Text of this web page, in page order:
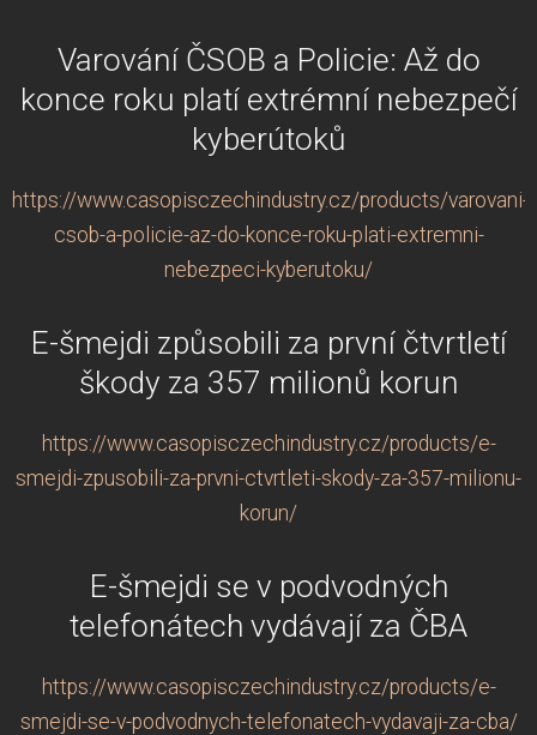
Varování ČSOB a Policie: Až do
konce roku platí extrémní nebezpečí
kyberútoků
https://www.casopisczechindustry.cz/products/varovani-
csob-a-policie-az-do-konce-roku-plati-extremni-
nebezpeci-kyberutoku/
E-šmejdi způsobili za první čtvrtletí
škody za 357 milionů korun
https://www.casopisczechindustry.cz/products/e-
smejdi-zpusobili-za-prvni-ctvrtleti-skody-za-357-milionu-
korun/
E-šmejdi se v podvodných
telefonátech vydávají za ČBA
https://www.casopisczechindustry.cz/products/e-
smejdi-se-v-podvodnych-telefonatech-vydavaji-za-cba/